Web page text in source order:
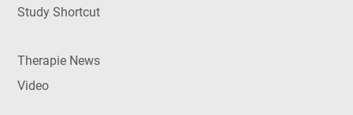
Study Shortcut
Therapie News
Video